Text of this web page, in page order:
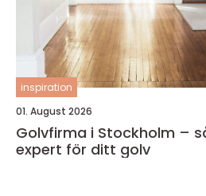
inspiration
01. August 2026
Golvfirma i Stockholm –
expert för ditt golv